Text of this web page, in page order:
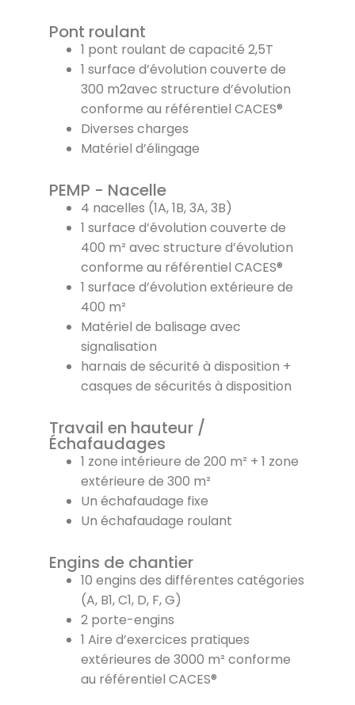
Pont roulant
1 pont roulant de capacité 2,5T
1 surface d’évolution couverte de
300 m2avec structure d’évolution
conforme au référentiel CACES®
Diverses charges
Matériel d’élingage
PEMP - Nacelle
4 nacelles (1A, 1B, 3A, 3B)
1 surface d’évolution couverte de
400 m² avec structure d’évolution
conforme au référentiel CACES®
1 surface d’évolution extérieure de
400 m²
Matériel de balisage avec
signalisation
harnais de sécurité à disposition +
casques de sécurités à disposition
Travail en hauteur /
Échafaudages
1 zone intérieure de 200 m² + 1 zone
extérieure de 300 m²
Un échafaudage fixe
Un échafaudage roulant
Engins de chantier
10 engins des différentes catégories
(A, B1, C1, D, F, G)
2 porte-engins
1 Aire d’exercices pratiques
extérieures de 3000 m² conforme
au référentiel CACES®